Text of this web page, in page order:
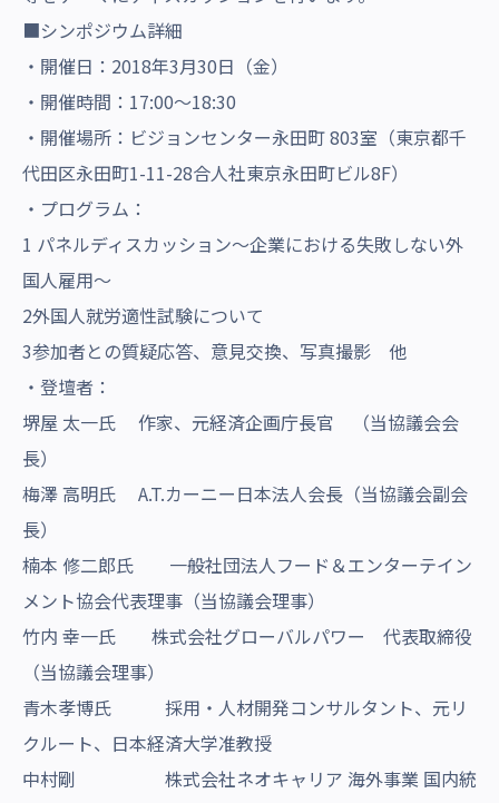
■シンポジウム詳細
・開催日：2018年3月30日（金）
・開催時間：17:00～18:30
・開催場所：ビジョンセンター永田町 803室（東京都千
代田区永田町1-11-28合人社東京永田町ビル8F）
・プログラム：
1 パネルディスカッション～企業における失敗しない外
国人雇用～
2外国人就労適性試験について
3参加者との質疑応答、意見交換、写真撮影 他
・登壇者：
堺屋 太一氏 作家、元経済企画庁長官 （当協議会会
長）
梅澤 高明氏 A.T.カーニー日本法人会長（当協議会副会
長）
楠本 修二郎氏 一般社団法人フード＆エンターテイン
メント協会代表理事（当協議会理事）
竹内 幸一氏 株式会社グローバルパワー 代表取締役
（当協議会理事）
青木孝博氏 採用・人材開発コンサルタント、元リ
クルート、日本経済大学准教授
中村剛 株式会社ネオキャリア 海外事業 国内統